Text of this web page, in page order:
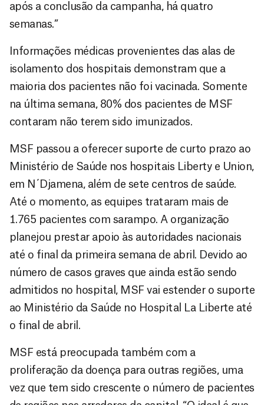
após a conclusão da campanha, há quatro
semanas.”
Informações médicas provenientes das alas de
isolamento dos hospitais demonstram que a
maioria dos pacientes não foi vacinada. Somente
na última semana, 80% dos pacientes de MSF
contaram não terem sido imunizados.
MSF passou a oferecer suporte de curto prazo ao
Ministério de Saúde nos hospitais Liberty e Union,
em N´Djamena, além de sete centros de saúde.
Até o momento, as equipes trataram mais de
1.765 pacientes com sarampo. A organização
planejou prestar apoio às autoridades nacionais
até o final da primeira semana de abril. Devido ao
número de casos graves que ainda estão sendo
admitidos no hospital, MSF vai estender o suporte
ao Ministério da Saúde no Hospital La Liberte até
o final de abril.
MSF está preocupada também com a
proliferação da doença para outras regiões, uma
vez que tem sido crescente o número de pacientes